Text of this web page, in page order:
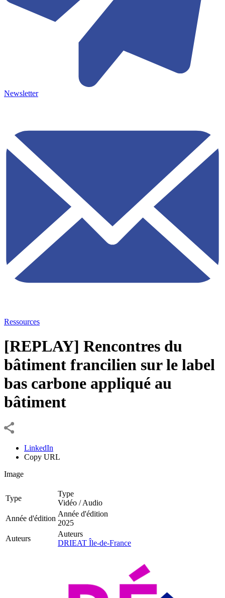
Newsletter
Ressources
[REPLAY] Rencontres du
bâtiment francilien sur le label
bas carbone appliqué au
bâtiment
LinkedIn
Copy URL
Image
Type
Type
Vidéo / Audio
Année d'édition
Année d'édition
2025
Auteurs
Auteurs
DRIEAT Île-de-France